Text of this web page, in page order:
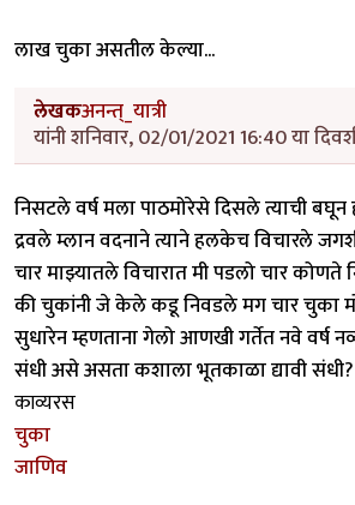
लाख चुका असतील केल्या...
लेखकअनन्त्_यात्री
यांनी शनिवार, 02/01/2021 16:40 या
निसटले वर्ष मला पाठमोरेसे दिसले त्याची
द्रवले म्लान वदनाने त्याने हलकेच विचारले
चार माझ्यातले विचारात मी पडलो चार
की चुकांनी जे केले कडू निवडले मग चार चुका
सुधारेन म्हणताना गेलो आणखी गर्तेत नवे वर्ष
संधी असे असता कशाला भूतकाळा द्यावी संधी?
काव्यरस
चुका
जाणिव